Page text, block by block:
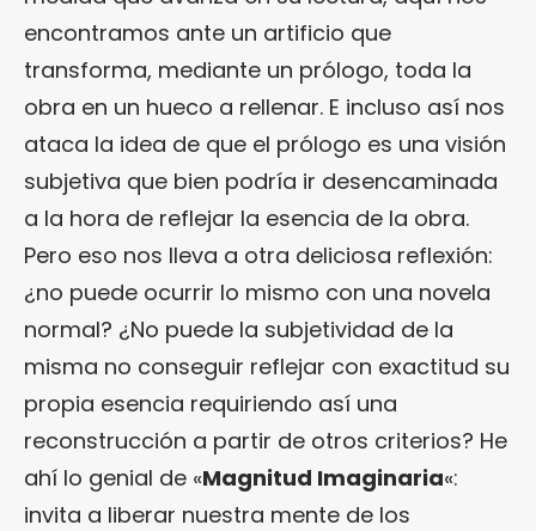
encontramos ante un artificio que
transforma, mediante un prólogo, toda la
obra en un hueco a rellenar. E incluso así nos
ataca la idea de que el prólogo es una visión
subjetiva que bien podría ir desencaminada
a la hora de reflejar la esencia de la obra.
Pero eso nos lleva a otra deliciosa reflexión:
¿no puede ocurrir lo mismo con una novela
normal? ¿No puede la subjetividad de la
misma no conseguir reflejar con exactitud su
propia esencia requiriendo así una
reconstrucción a partir de otros criterios? He
ahí lo genial de «Magnitud Imaginaria«:
invita a liberar nuestra mente de los